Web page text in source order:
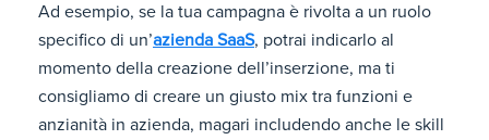
Ad esempio, se la tua campagna è rivolta a un ruolo
specifico di un’azienda SaaS, potrai indicarlo al
momento della creazione dell’inserzione, ma ti
consigliamo di creare un giusto mix tra funzioni e
anzianità in azienda, magari includendo anche le skill